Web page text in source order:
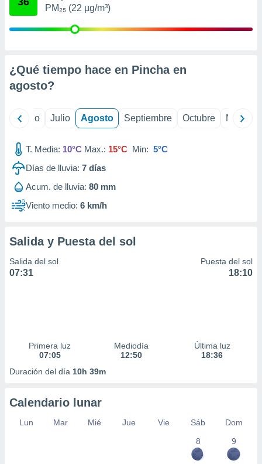
mediante
publicidad
publicidad
1199
PM₂₅ (22 µg/m³)
¿Qué tiempo hace en Pincha en
agosto?
Junio Julio Agosto Septiembre Octubre
T. Media: 10°C Max.: 15°C Min: 5°C
Días de lluvia: 7 días
Acum. de lluvia: 80 mm
Viento medio: 6 km/h
Salida y Puesta del sol
Salida del sol
07:31
Puesta del sol
18:10
Primera luz
07:05
Mediodía
12:50
Última luz
18:36
Duración del día 10h 39m
Calendario lunar
Lun Mar Mié Jue Vie Sáb
Dom
8
9